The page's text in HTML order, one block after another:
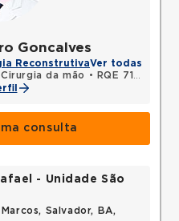
Goncalves
ReconstrutivaVer todas
Cirurgia da mão •
RQE 7128 - Ortopedia e traumatologia
consulta
- Unidade São
Salvador, BA,